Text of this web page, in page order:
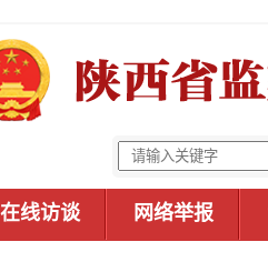
在线访谈 网络举报